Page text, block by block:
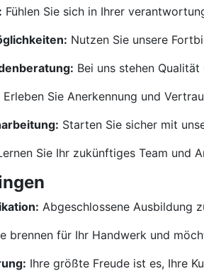
Fühlen Sie sich in Ihrer
Nutzen Sie unsere
Bei uns stehen
Erleben Sie Anerkennung und
Starten Sie sicher mit
Sie Ihr zukünftiges Team und
Abgeschlossene Ausbildung
brennen für Ihr Handwerk und
Ihre größte Freude ist es, Ihre